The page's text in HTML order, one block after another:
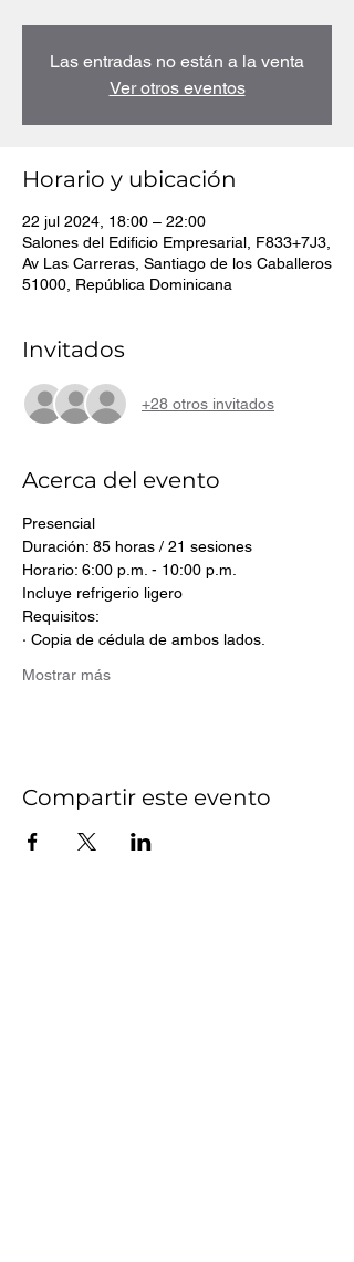
Las entradas no están a la venta
Ver otros eventos
Horario y ubicación
22 jul 2024, 18:00 – 22:00
Salones del Edificio Empresarial, F833+7J3,
Av Las Carreras, Santiago de los Caballeros
51000, República Dominicana
Invitados
+28 otros invitados
Acerca del evento
Presencial
Duración: 85 horas / 21 sesiones
Horario: 6:00 p.m. - 10:00 p.m.
Incluye refrigerio ligero
Requisitos:
· Copia de cédula de ambos lados.
Mostrar más
Compartir este evento